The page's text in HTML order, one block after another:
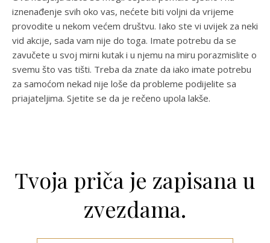
iznenađenje svih oko vas, nećete biti voljni da vrijeme
provodite u nekom većem društvu. Iako ste vi uvijek za neki
vid akcije, sada vam nije do toga. Imate potrebu da se
zavučete u svoj mirni kutak i u njemu na miru porazmislite o
svemu što vas tišti. Treba da znate da iako imate potrebu
za samoćom nekad nije loše da probleme podijelite sa
priajateljima. Sjetite se da je rečeno upola lakše.
Tvoja priča je zapisana u
zvezdama.